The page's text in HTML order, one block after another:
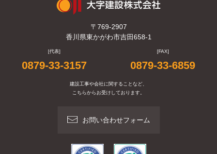
〒769-2907
香川県東かがわ市吉田658-1
[代表]
0879-33-3157
[FAX]
0879-33-6859
建設工事や会社に関することなど、
こちらからお受けしております。
お問い合わせフォーム